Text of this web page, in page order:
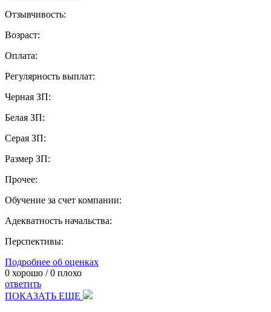
Отзывчивость:
Возраст:
Оплата:
Регулярность выплат:
Черная ЗП:
Белая ЗП:
Серая ЗП:
Размер ЗП:
Прочее:
Обучение за счет компании:
Адекватность начальства:
Перспективы:
Подробнее об оценках
0 хорошо /0 плохо
ответить
ПОКАЗАТЬ ЕЩЕ